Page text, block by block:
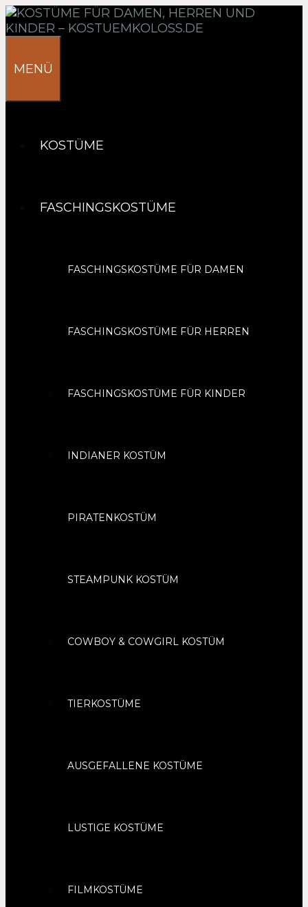
Springe
zum
MENÜ
KOSTÜME
FASCHINGSKOSTÜME
FASCHINGSKOSTÜME FÜR DAMEN
FASCHINGSKOSTÜME FÜR HERREN
FASCHINGSKOSTÜME FÜR KINDER
INDIANER KOSTÜM
PIRATENKOSTÜM
STEAMPUNK KOSTÜM
COWBOY & COWGIRL KOSTÜM
TIERKOSTÜME
AUSGEFALLENE KOSTÜME
LUSTIGE KOSTÜME
FILMKOSTÜME